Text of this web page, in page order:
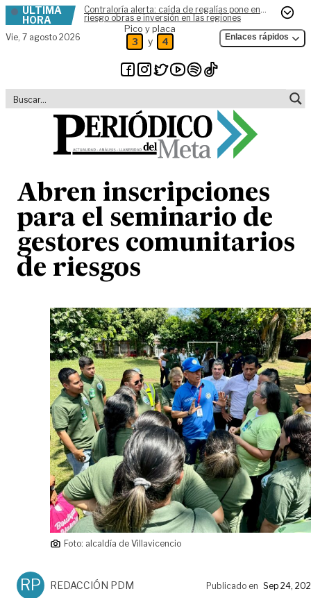
Skip to content
ÚLTIMA
HORA
Contraloría alerta: caída de regalías pone en
riesgo obras e inversión en las regiones
Vie, 7 agosto 2026
Pico y placa
3 y 4 Enlaces rápidos
Abren inscripciones
para el seminario de
gestores comunitarios
de riesgos
Foto: alcaldía de Villavicencio
RP REDACCIÓN PDM Publicado en Sep 24,